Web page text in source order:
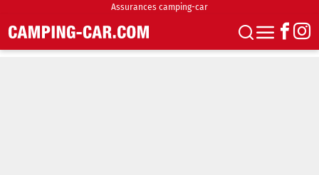
Assurances camping-car